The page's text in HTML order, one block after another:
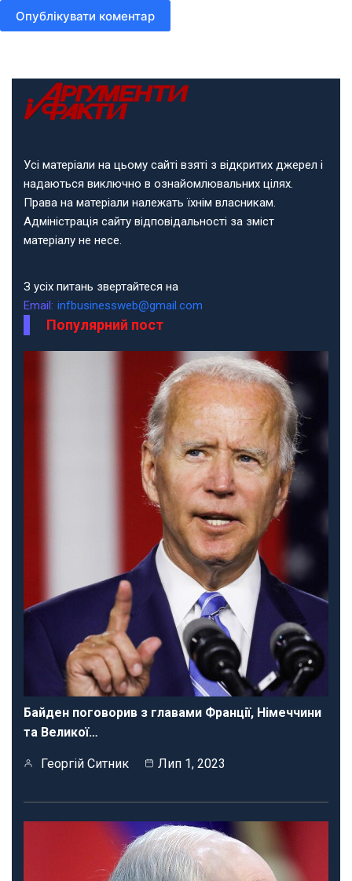
Опублікувати коментар
Усі матеріали на цьому сайті взяті з відкритих джерел і
надаються виключно в ознайомлювальних цілях.
Права на матеріали належать їхнім власникам.
Адміністрація сайту відповідальності за зміст
матеріалу не несе.
З усіх питань звертайтеся на
Email: infbusinessweb@gmail.com
Популярний пост
Байден поговорив з главами Франції, Німеччини
та Великої…
Георгій Ситник Лип 1, 2023